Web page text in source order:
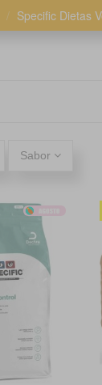
Specific Dietas
Sabor